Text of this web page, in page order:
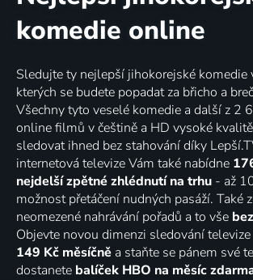
komedie online
Sledujte ty nejlepší jihokorejské komedie
kterých se budete popadat za břicho a
Všechny tyto veselé komedie a další z 2
online filmů v češtině a HD vysoké
sledovat ihned bez stahování díky
internetová televize Vám také nabídne
nejdelší zpětné zhlédnutí na trhu - až
možnost přetáčení nudných pasáží. Také
neomezené nahrávání pořadů a to vše
Objevte novou dimenzi sledování
149 Kč měsíčně a staňte se pánem své
dostanete balíček HBO na měsíc